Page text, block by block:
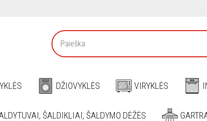
DŽIOVYKLĖS VIRYKLĖS
ŠALDIKLIAI, ŠALDYMO DĖŽĖS